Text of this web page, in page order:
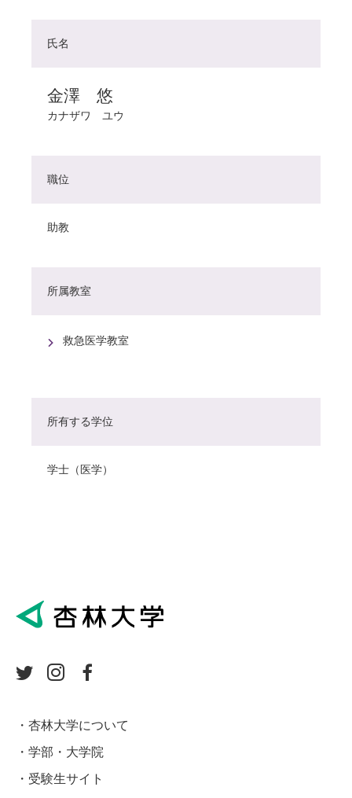
氏名
金澤 悠
カナザワ ユウ
職位
助教
所属教室
救急医学教室
所有する学位
学士（医学）
杏林大学について
学部・大学院
受験生サイト